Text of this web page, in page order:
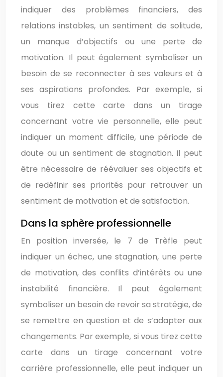
indiquer des problèmes financiers, des
relations instables, un sentiment de solitude,
un manque d’objectifs ou une perte de
motivation. Il peut également symboliser un
besoin de se reconnecter à ses valeurs et à
ses aspirations profondes. Par exemple, si
vous tirez cette carte dans un tirage
concernant votre vie personnelle, elle peut
indiquer un moment difficile, une période de
doute ou un sentiment de stagnation. Il peut
être nécessaire de réévaluer ses objectifs et
de redéfinir ses priorités pour retrouver un
sentiment de motivation et de satisfaction.
Dans la sphère professionnelle
En position inversée, le 7 de Trèfle peut
indiquer un échec, une stagnation, une perte
de motivation, des conflits d’intérêts ou une
instabilité financière. Il peut également
symboliser un besoin de revoir sa stratégie, de
se remettre en question et de s’adapter aux
changements. Par exemple, si vous tirez cette
carte dans un tirage concernant votre
carrière professionnelle, elle peut indiquer un